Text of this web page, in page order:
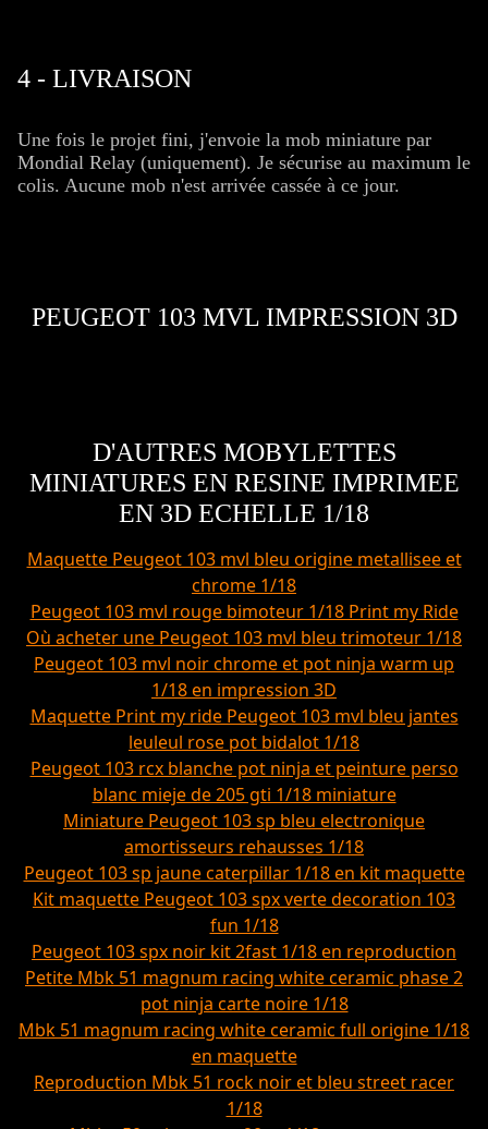
4 - LIVRAISON
Une fois le projet fini, j'envoie la mob miniature par
Mondial Relay (uniquement). Je sécurise au maximum le
colis. Aucune mob n'est arrivée cassée à ce jour.
PEUGEOT 103 MVL IMPRESSION 3D
D'AUTRES MOBYLETTES
MINIATURES EN RESINE IMPRIMEE
EN 3D ECHELLE 1/18
Maquette Peugeot 103 mvl bleu origine metallisee et
chrome 1/18
Peugeot 103 mvl rouge bimoteur 1/18 Print my Ride
Où acheter une Peugeot 103 mvl bleu trimoteur 1/18
Peugeot 103 mvl noir chrome et pot ninja warm up
1/18 en impression 3D
Maquette Print my ride Peugeot 103 mvl bleu jantes
leuleul rose pot bidalot 1/18
Peugeot 103 rcx blanche pot ninja et peinture perso
blanc mieje de 205 gti 1/18 miniature
Miniature Peugeot 103 sp bleu electronique
amortisseurs rehausses 1/18
Peugeot 103 sp jaune caterpillar 1/18 en kit maquette
Kit maquette Peugeot 103 spx verte decoration 103
fun 1/18
Peugeot 103 spx noir kit 2fast 1/18 en reproduction
Petite Mbk 51 magnum racing white ceramic phase 2
pot ninja carte noire 1/18
Mbk 51 magnum racing white ceramic full origine 1/18
en maquette
Reproduction Mbk 51 rock noir et bleu street racer
1/18